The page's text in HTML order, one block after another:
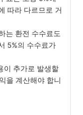
따라 다르므로 거
는 환전 수수료도
5%의 수수료가
이 추가로 발생할
을 계산해야 합니